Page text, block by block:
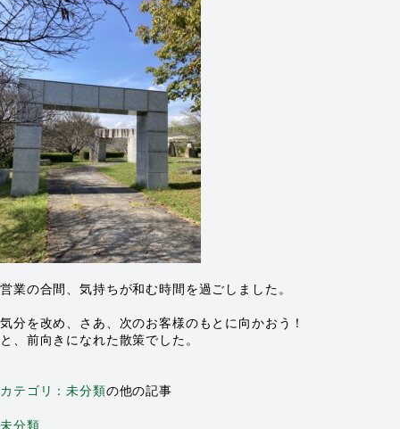
営業の合間、気持ちが和む時間を過ごしました。
気分を改め、さあ、次のお客様のもとに向かおう！
と、前向きになれた散策でした。
カテゴリ：未分類の他の記事
未分類